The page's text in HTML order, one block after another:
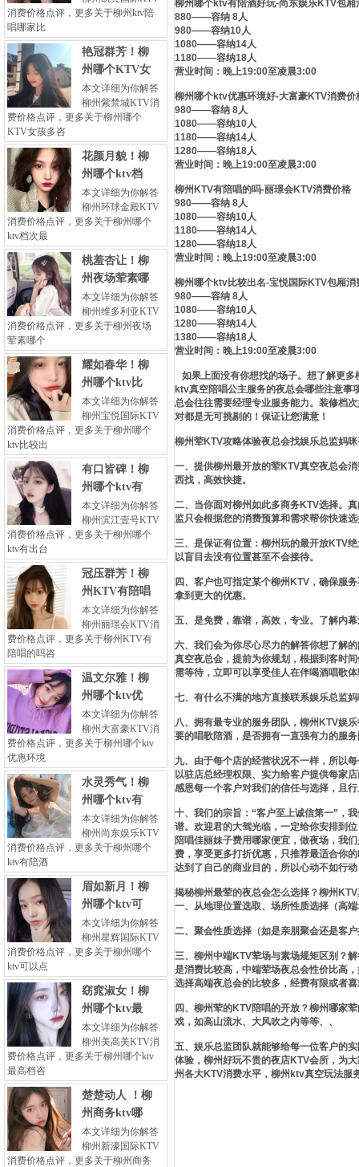
柳州哪个ktv有陪酒好玩-尚东娱乐KTV包厢
880——容纳 8人
980——容纳10人
1080——容纳14人
1180——容纳18人
营业时间：晚上19:00至凌晨3:00
柳州哪个ktv优惠环境好-大富豪KTV消费价
980——容纳 8人
1080——容纳10人
1180——容纳14人
1280——容纳18人
营业时间：晚上19:00至凌晨3:00
柳州KTV有陪唱的吗-丽璟会KTV消费价格
980——容纳 8人
1080——容纳10人
1180——容纳14人
1280——容纳18人
营业时间：晚上19:00至凌晨3:00
柳州哪个ktv比较出名-宝悦国际KTV包厢消
980——容纳 8人
1080——容纳10人
1280——容纳14人
1380——容纳18人
营业时间：晚上19:00至凌晨3:00
如果上面没有你想找的场子。想了解更
ktv真空陪唱公主服务的夜总会哪些注意事
总会往往需要经理专业服务能力。装修档
对都是无可挑剔的！保证让您满意！
柳州荤KTV攻略体验夜总会找娱乐总监妈
一、提供柳州最开放的荤KTV真空夜总会
西找，高效快捷。
二、当你面对柳州如此多商务KTV选择。
监只会根据您的消费预算和需求帮你快速
三、是保证有位置：柳州玩的最开放KTV
以盲目去没有位置甚至不会接待。
四、客户也可指定某个柳州KTV，确保服
拿到更大的优惠。
五、是免费，靠谱，高效，专业。了解内
六、我们会为你尽心尽力的解答你想了解
真空夜总会，提前为你规划，根据到客时
需等待，立即可以享受佳人在伴喝酒唱歌
七、有什么不满的地方直接联系娱乐总监
八、拥有最专业的服务团队，柳州KTV娱
要的唱歌陪酒，是否拥有一直强有力的服
九、由于每个店的经营状况不一样，所以
以驻店总经理权限、实力给客户提供每家
感恩每一个客户对我们的信任与选择，且
十、我们的宗旨：“客户至上诚信第一”，
谱。欢迎君的大驾光临，一定给你安排到
陪唱佳丽妹子费用哪家便宜，做夜场，我
费，享受更多打折优惠，只推荐最适合你
达到了自己的商业目的，所以心动不如行
揭秘柳州最荤的夜总会怎么选择？柳州
一、从地理位置选取、场所性质选择（高
二、聚会性质选择（如是亲朋聚会还是客
三、柳州中端KTV荤场与素场规矩区别？
是消费比较高，中端荤场夜总会性价比高
选择高端夜总会的比较多，经费有限或者
四、柳州荤的KTV陪唱的开放？柳州哪家
戏，如高山流水、大风吹之内等等、、
五、娱乐总监团队就能够给每一位客户的
体验，柳州好玩不贵的夜店KTV会所，为
州各大KTV消费水平，柳州ktv真空玩法服
消费价格点评，更多关于柳州ktv陪
唱哪家比
艳冠群芳！柳
州哪个KTV女
本文详细为你解答
柳州紫禁城KTV消
费价格点评，更多关于柳州哪个
KTV女孩多咨
花颜月貌！柳
州哪个ktv档
本文详细为你解答
柳州环球金殿KTV
消费价格点评，更多关于柳州哪个
ktv档次最
桃羞杏让！柳
州夜场荤素哪
本文详细为你解答
柳州维多利亚KTV
消费价格点评，更多关于柳州夜场
荤素哪个
耀如春华！柳
州哪个ktv比
本文详细为你解答
柳州宝悦国际KTV
消费价格点评，更多关于柳州哪个
ktv比较出
有口皆碑！柳
州哪个ktv有
本文详细为你解答
柳州滨江壹号KTV
消费价格点评，更多关于柳州哪个
ktv有出台
冠压群芳！柳
州KTV有陪唱
本文详细为你解答
柳州丽璟会KTV消
费价格点评，更多关于柳州KTV有
陪唱的吗咨
温文尔雅！柳
州哪个ktv优
本文详细为你解答
柳州大富豪KTV消
费价格点评，更多关于柳州哪个ktv
优惠环境
水灵秀气！柳
州哪个ktv有
本文详细为你解答
柳州尚东娱乐KTV
消费价格点评，更多关于柳州哪个
ktv有陪酒
眉如新月！柳
州哪个ktv可
本文详细为你解答
柳州星辉国际KTV
消费价格点评，更多关于柳州哪个
ktv可以点
窈窕淑女！柳
州哪个ktv最
本文详细为你解答
柳州美高美KTV消
费价格点评，更多关于柳州哪个ktv
最高档咨
楚楚动人 ！柳
州商务ktv哪
本文详细为你解答
柳州新濠国际KTV
消费价格点评，更多关于柳州商务